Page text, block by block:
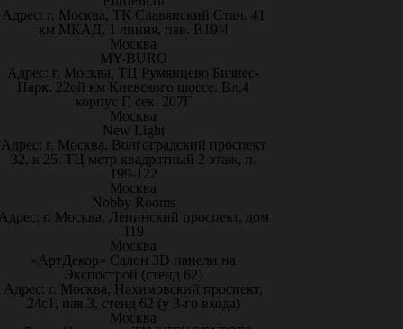
Адрес: г. Москва, ТК Славянский Стан, 41
км МКАД, 1 линия, пав. В19/4
Москва
MY-BURO
Адрес: г. Москва, ТЦ Румянцево Бизнес-
Парк. 22ой км Киевского шоссе. Вл.4
корпус Г, сек. 207Г
Москва
New Light
Адрес: г. Москва, Волгоградский проспект
32, к 25. ТЦ метр квадратный 2 этаж, п.
199-122
Москва
Nobby Rooms
г. Москва, Ленинский проспект, дом
119
Москва
«АртДекор» Салон 3D панели на
Экспострой (стенд 62)
Адрес: г. Москва, Нахимовский проспект,
24с1, пав.3, стенд 62 (у 3-го входа)
Москва